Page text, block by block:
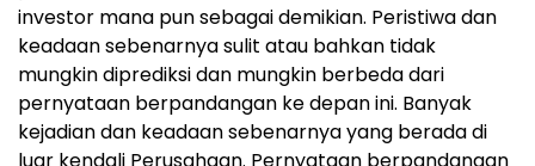
investor mana pun sebagai demikian. Peristiwa dan
keadaan sebenarnya sulit atau bahkan tidak
mungkin diprediksi dan mungkin berbeda dari
pernyataan berpandangan ke depan ini. Banyak
kejadian dan keadaan sebenarnya yang berada di
luar kendali Perusahaan. Pernyataan berpandangan